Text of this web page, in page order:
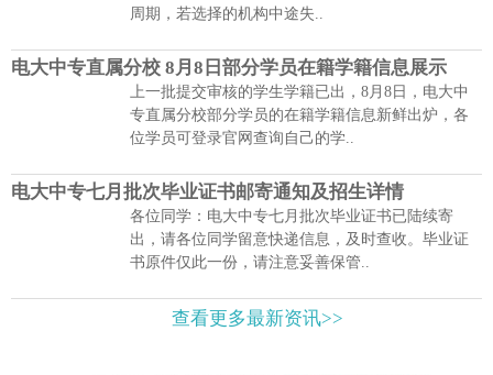
周期，若选择的机构中途失..
电大中专直属分校 8月8日部分学员在籍学籍信息展示
上一批提交审核的学生学籍已出，8月8日，电大中
专直属分校部分学员的在籍学籍信息新鲜出炉，各
位学员可登录官网查询自己的学..
电大中专七月批次毕业证书邮寄通知及招生详情
各位同学：电大中专七月批次毕业证书已陆续寄
出，请各位同学留意快递信息，及时查收。毕业证
书原件仅此一份，请注意妥善保管..
查看更多最新资讯>>